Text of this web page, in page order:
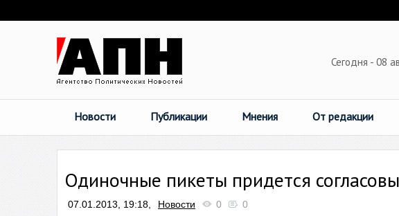
Сегодня - 08
Новости Публикации Мнения От редакции
Одиночные пикеты придется
07.01.2013, 19:18, Новости 0 0